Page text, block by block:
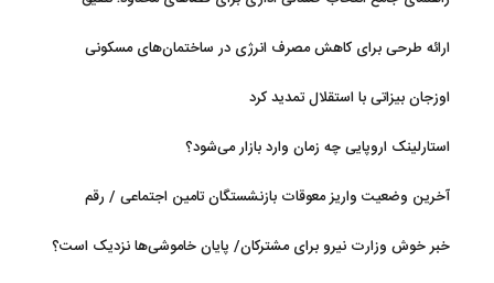
ارائه طرحی برای کاهش مصرف انرژی در ساختمان‌های مسکونی
اوزجان بیزاتی با استقلال تمدید کرد
استارلینک اروپایی چه زمان وارد بازار می‌شود؟
آخرین وضعیت واریز معوقات بازنشستگان تامین اجتماعی / رقم
خبر خوش وزارت نیرو برای مشترکان/ پایان خاموشی‌ها نزدیک است؟